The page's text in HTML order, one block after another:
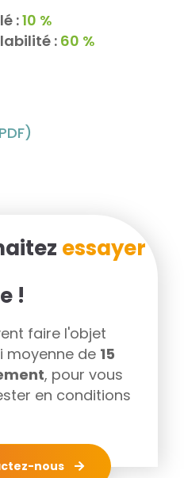
:10 %
: 60 %
essayer
!
faire l'objet
moyenne de 15
, pour vous
en conditions
nous